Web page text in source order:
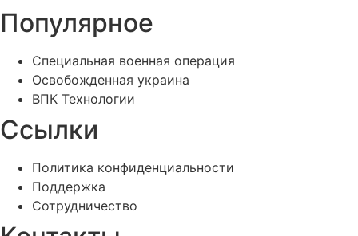
Популярное
Специальная военная операция
Освобожденная украина
ВПК Технологии
Ссылки
Политика конфиденциальности
Поддержка
Сотрудничество